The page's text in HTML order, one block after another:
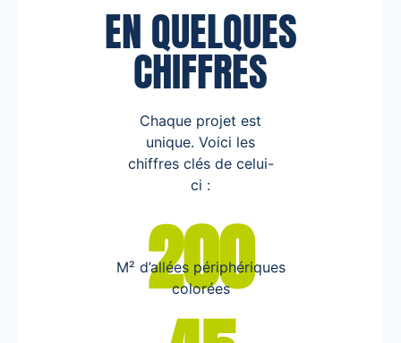
EN QUELQUES
CHIFFRES
Chaque projet est
unique. Voici les
chiffres clés de celui-
ci :
200
M² d’allées périphériques
colorées